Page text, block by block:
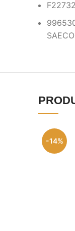
SAECO
-14%